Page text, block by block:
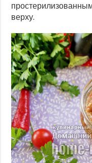
верху.